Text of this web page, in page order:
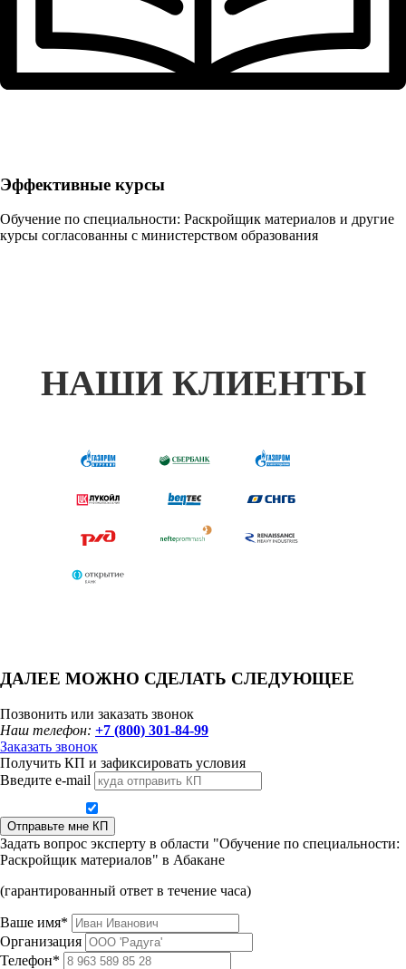
Эффективные курсы
Обучение по специальности: Раскройщик материалов и другие
курсы согласованны с министерством образования
НАШИ КЛИЕНТЫ
ДАЛЕЕ МОЖНО СДЕЛАТЬ СЛЕДУЮЩЕЕ
Позвонить или заказать звонок
Наш телефон: +7 (800) 301-84-99
Заказать звонок
Получить КП и зафиксировать условия
Введите e-mail
Отправьте мне КП
Задать вопрос эксперту в области "Обучение по специальности:
Раскройщик материалов" в Абакане
(гарантированный ответ в течение часа)
Ваше имя*
Организация
Телефон*